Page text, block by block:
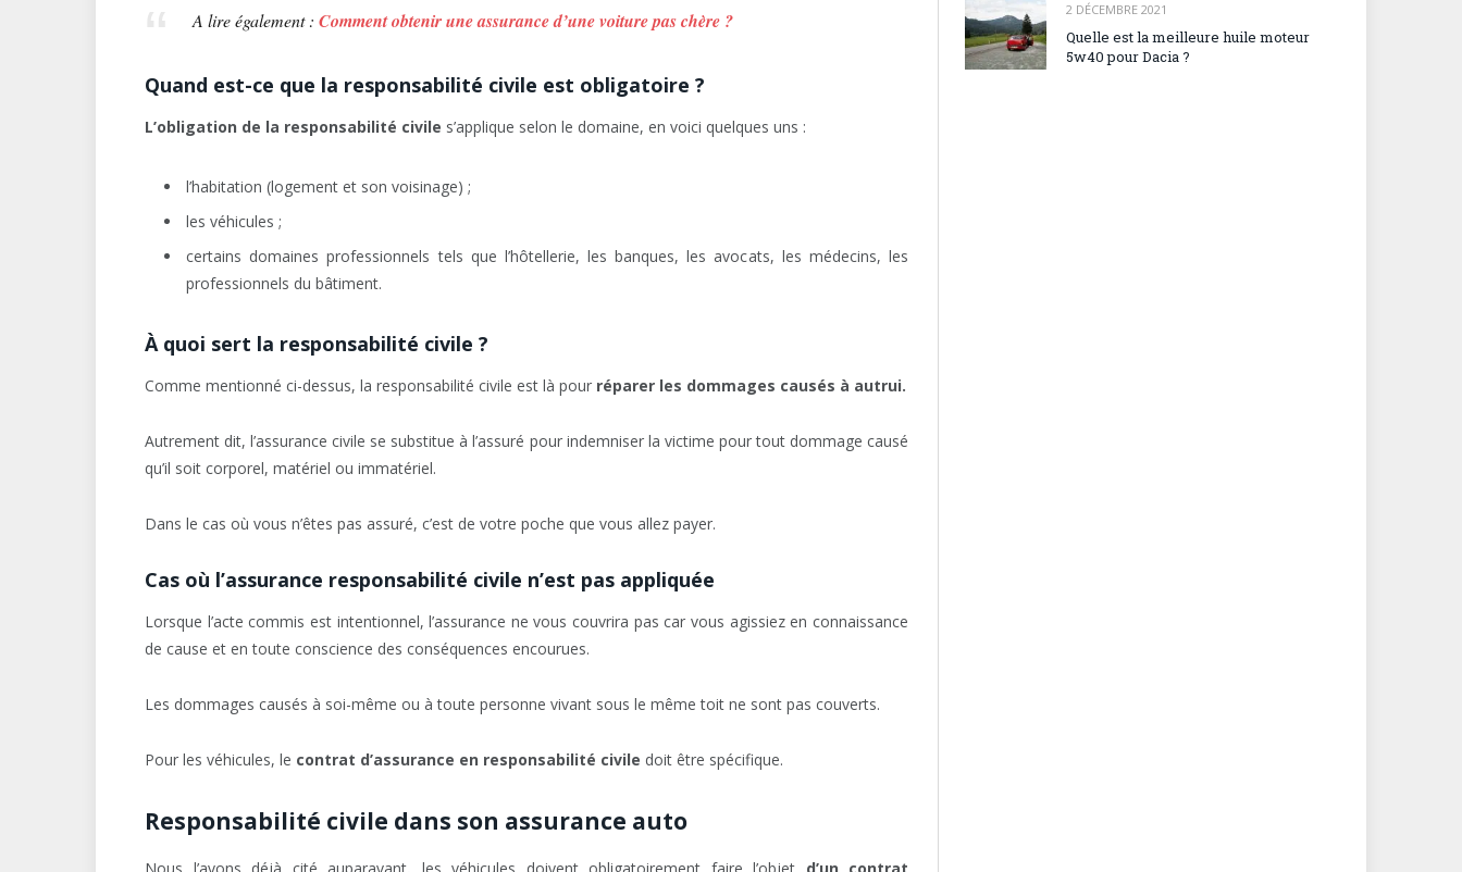
A lire également : Comment obtenir une assurance d’une voiture pas chère ?
Quand est-ce que la responsabilité civile est obligatoire ?
L’obligation de la responsabilité civile s’applique selon le domaine, en voici quelques uns :
l’habitation (logement et son voisinage) ;
les véhicules ;
certains domaines professionnels tels que l’hôtellerie, les banques, les avocats, les médecins, les
professionnels du bâtiment.
À quoi sert la responsabilité civile ?
Comme mentionné ci-dessus, la responsabilité civile est là pour réparer les dommages causés à autrui.
Autrement dit, l’assurance civile se substitue à l’assuré pour indemniser la victime pour tout dommage causé
qu’il soit corporel, matériel ou immatériel.
Dans le cas où vous n’êtes pas assuré, c’est de votre poche que vous allez payer.
Cas où l’assurance responsabilité civile n’est pas appliquée
Lorsque l’acte commis est intentionnel, l’assurance ne vous couvrira pas car vous agissiez en connaissance
de cause et en toute conscience des conséquences encourues.
Les dommages causés à soi-même ou à toute personne vivant sous le même toit ne sont pas couverts.
Pour les véhicules, le contrat d’assurance en responsabilité civile doit être spécifique.
Responsabilité civile dans son assurance auto
2 DÉCEMBRE 2021
Quelle est la meilleure huile moteur
5w40 pour Dacia ?